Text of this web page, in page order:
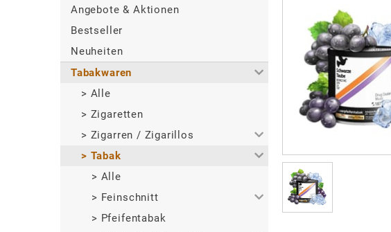
Angebote & Aktionen
Bestseller
Neuheiten
Tabakwaren
> Alle
> Zigaretten
> Zigarren / Zigarillos
>Alle
> Zigarillos
> Zigarren
> ECO-Zigarillos
> Tabak
> Alle
> Feinschnitt
>Alle
> Pfeifentabak